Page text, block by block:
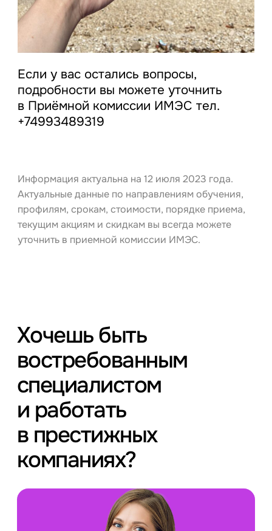
Если у вас остались вопросы,
подробности вы можете уточнить
в Приёмной комиссии ИМЭС тел.
+74993489319
Информация актуальна на 12 июля 2023 года.
Актуальные данные по направлениям обучения,
профилям, срокам, стоимости, порядке приема,
текущим акциям и скидкам вы всегда можете
уточнить в приемной комиссии ИМЭС.
Хочешь быть
востребованным
специалистом
и работать
в престижных
компаниях?